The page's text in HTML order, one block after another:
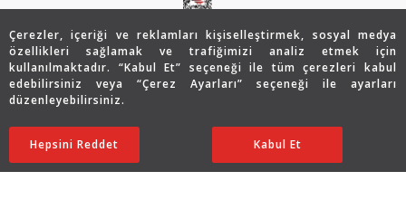
Çerezler, içeriği ve reklamları kişiselleştirmek, sosyal medya
özellikleri sağlamak ve trafiğimizi analiz etmek için
kullanılmaktadır. “Kabul Et” seçeneği ile tüm çerezleri kabul
edebilirsiniz veya “Çerez Ayarları” seçeneği ile ayarları
düzenleyebilirsiniz.
Ayarları Düzenle
Hepsini Reddet Kabul Et
46.570 TL
37.230TL SATIN ALIN
Copyright © 2026 Assos Pırlanta - Bu sitenin tüm hakları